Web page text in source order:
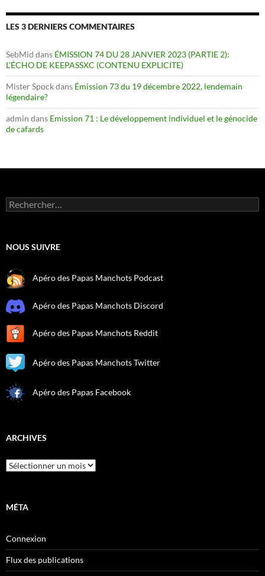
LES 3 DERNIERS COMMENTAIRES
SebMid dans ÉMISSION 74 DU 28 JANVIER 2023 (PARTIE 2):
L’ÉCHO DE KEEPASSXC (CONTENU EXPLICITE)
Mister Spockdans Émission 73 du 19 décembre 2022, lendemain
légendaire?
admin dans Emission 71 : Le développement individuel et le génocide
de cafards
Rechercher :
NOUS SUIVRE
Apéro des Papas Manchots Podcast
Apéro des Papas Manchots Discord
Apéro des Papas Manchots Reddit
Apéro des Papas Manchots Twitter
Apéro des Papas Facebook
ARCHIVES
Archives
MÉTA
Connexion
Flux des publications